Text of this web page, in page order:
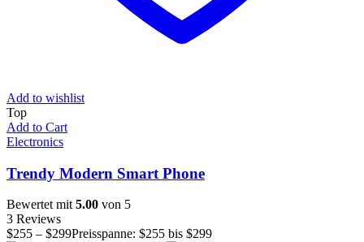
Add to wishlist
Top
Add to Cart
Electronics
Trendy Modern Smart Phone
Bewertet mit 5.00 von 5
3 Reviews
$255 – $299Preisspanne: $255 bis $299